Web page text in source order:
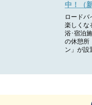
中！（
ロードバ
楽しくな
浴･宿泊
の休憩所
ン」が設